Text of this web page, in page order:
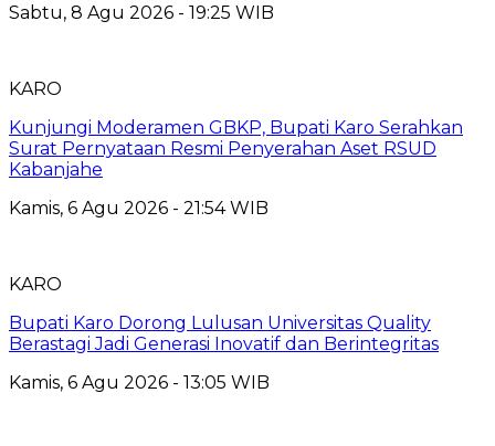
Sabtu, 8 Agu 2026 - 19:25 WIB
KARO
Kunjungi Moderamen GBKP, Bupati Karo Serahkan
Surat Pernyataan Resmi Penyerahan Aset RSUD
Kabanjahe
Kamis, 6 Agu 2026 - 21:54 WIB
KARO
Bupati Karo Dorong Lulusan Universitas Quality
Berastagi Jadi Generasi Inovatif dan Berintegritas
Kamis, 6 Agu 2026 - 13:05 WIB